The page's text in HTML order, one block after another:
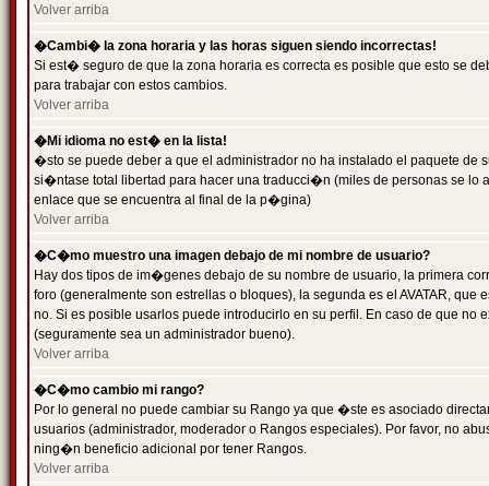
Volver arriba
�Cambi� la zona horaria y las horas siguen siendo incorrectas!
Si est� seguro de que la zona horaria es correcta es posible que esto se
para trabajar con estos cambios.
Volver arriba
�Mi idioma no est� en la lista!
�sto se puede deber a que el administrador no ha instalado el paquete
si�ntase total libertad para hacer una traducci�n (miles de personas se
enlace que se encuentra al final de la p�gina)
Volver arriba
�C�mo muestro una imagen debajo de mi nombre de usuario?
Hay dos tipos de im�genes debajo de su nombre de usuario, la primera
foro (generalmente son estrellas o bloques), la segunda es el AVATAR,
no. Si es posible usarlos puede introducirlo en su perfil. En caso de que
(seguramente sea un administrador bueno).
Volver arriba
�C�mo cambio mi rango?
Por lo general no puede cambiar su Rango ya que �ste es asociado
usuarios (administrador, moderador o Rangos especiales). Por favor, no
ning�n beneficio adicional por tener Rangos.
Volver arriba